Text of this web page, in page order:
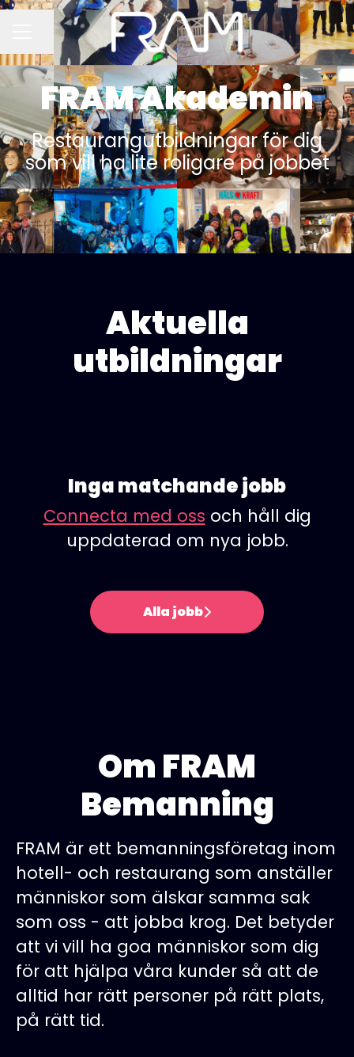
KARRIÄRMENY
Dela sidan
FRAM Akademin
Restaurangutbildningar för dig
som vill ha lite roligare på jobbet
Aktuella
utbildningar
Inga matchande jobb
Connecta med oss och håll dig
uppdaterad om nya jobb.
Alla jobb
Om FRAM
Bemanning
FRAM är ett bemanningsföretag inom
hotell- och restaurang som anställer
människor som älskar samma sak
som oss - att jobba krog. Det betyder
att vi vill ha goa människor som dig
för att hjälpa våra kunder så att de
alltid har rätt personer på rätt plats,
på rätt tid.